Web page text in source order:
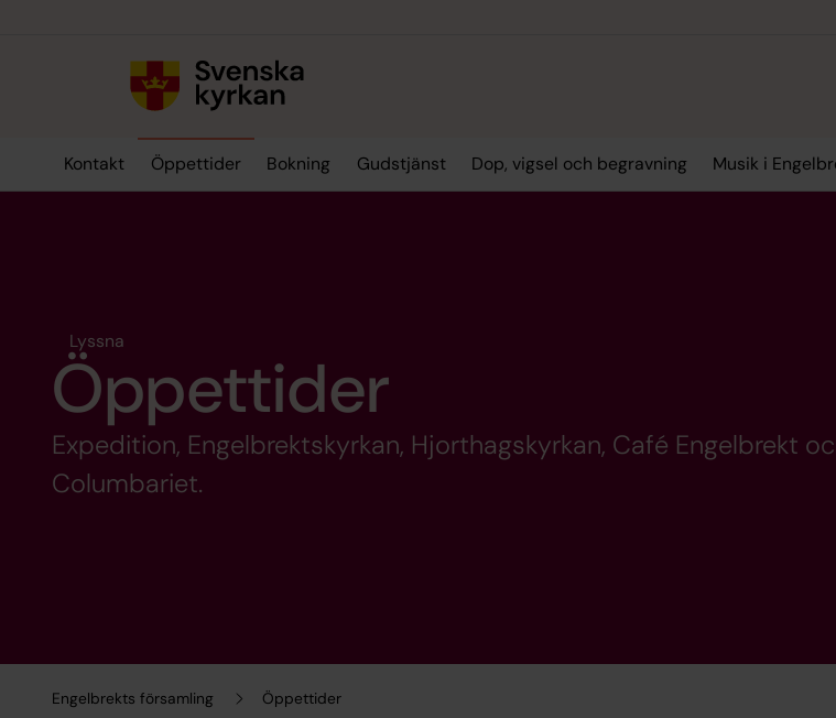
Kontakt Öppettider Bokning Gudstjänst Dop, vigsel och begravning Musik i
Engelbrekts församling Öppettider
Lyssna
Öppettider
Expedition, Engelbrektskyrkan, Hjorthagskyrkan, Café Engelbrekt
Columbariet.